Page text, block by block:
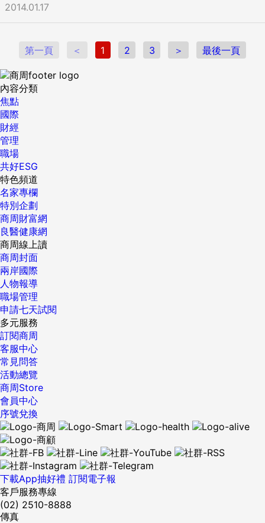
2014.01.17
第一頁 ＜ 1 2 3 ＞ 最後一頁
內容分類
焦點
國際
財經
管理
職場
共好ESG
特色頻道
名家專欄
特別企劃
商周財富網
良醫健康網
商周線上讀
商周封面
兩岸國際
人物報導
職場管理
申請七天試閱
多元服務
訂閱商周
客服中心
常見問答
活動總覽
商周Store
會員中心
序號兌換
下載App抽好禮 訂閱電子報
客戶服務專線
(02) 2510-8888
傳真